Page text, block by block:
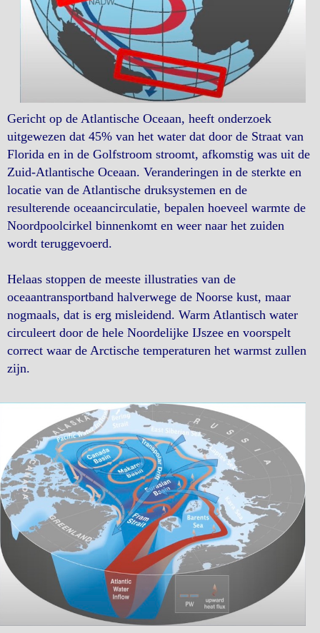
Gericht op de Atlantische Oceaan, heeft onderzoek
uitgewezen dat 45% van het water dat door de Straat van
Florida en in de Golfstroom stroomt, afkomstig was uit de
Zuid-Atlantische Oceaan. Veranderingen in de sterkte en
locatie van de Atlantische druksystemen en de
resulterende oceaancirculatie, bepalen hoeveel warmte de
Noordpoolcirkel binnenkomt en weer naar het zuiden
wordt teruggevoerd.
Helaas stoppen de meeste illustraties van de
oceaantransportband halverwege de Noorse kust, maar
nogmaals, dat is erg misleidend. Warm Atlantisch water
circuleert door de hele Noordelijke IJszee en voorspelt
correct waar de Arctische temperaturen het warmst zullen
zijn.